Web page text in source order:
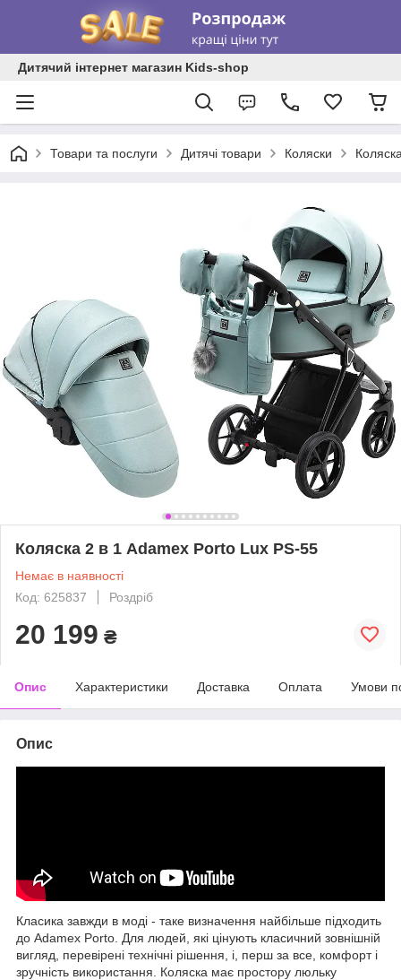
Дитячий інтернет магазин Kids-shop
Товари та послуги Дитячі товари Коляски
Коляска 2 в 1 Adamex Porto Lux PS-55
Немає в наявності
Код: 625837
Роздріб
20 199 ₴
Опис Характеристики Доставка Оплата Умови
Опис
Класика завжди в моді - таке визначення найбільше підходить
до Adamex Porto. Для людей, які цінують класичний зовнішній
вигляд, перевірені технічні рішення, і, перш за все, комфорт і
зручність використання. Коляска має простору люльку